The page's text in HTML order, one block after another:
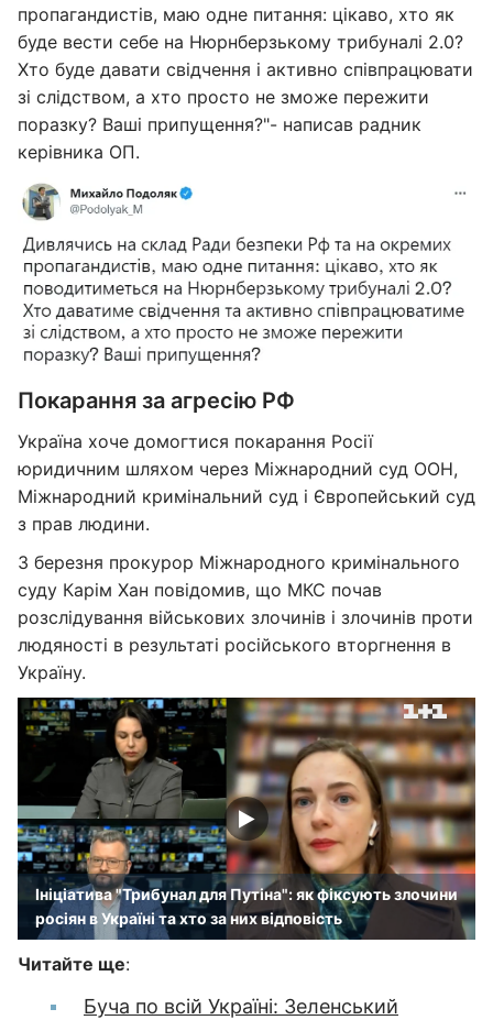
пропагандистів, маю одне питання: цікаво, хто як
буде вести себе на Нюрнберзькому трибуналі 2.0?
Хто буде давати свідчення і активно співпрацювати
зі слідством, а хто просто не зможе пережити
поразку? Ваші припущення?"- написав радник
керівника ОП.
Покарання за агресію РФ
Україна хоче домогтися покарання Росії
юридичним шляхом через Міжнародний суд ООН,
Міжнародний кримінальний суд і Європейський суд
з прав людини.
3 березня прокурор Міжнародного кримінального
суду Карім Хан повідомив, що МКС почав
розслідування військових злочинів і злочинів проти
людяності в результаті російського вторгнення в
Україну.
Ініціатива "Трибунал для Путіна": як фіксують злочини
росіян в Україні та хто за них відповість
Читайте ще:
Буча по всій Україні: Зеленський